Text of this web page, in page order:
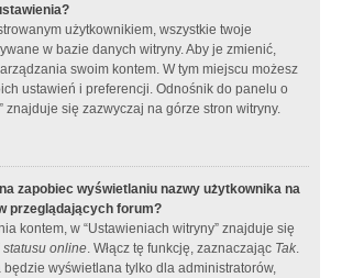
użytkownikiem, wszystkie twoje
w bazie danych witryny. Aby je zmienić,
swoim kontem. W tym miejscu możesz
ustawień i preferencji. Odnośnik do panelu o
znajduje się zazwyczaj na górze stron witryny.
zapobiec wyświetlaniu nazwy użytkownika na
przeglądających forum?
kontem, w “Ustawieniach witryny” znajduje się
online. Włącz tę funkcję, zaznaczając Tak.
będzie wyświetlana tylko dla administratorów,